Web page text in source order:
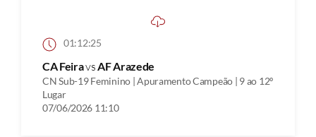
01:12:25
CA FeiravsAF Arazede
CN Sub-19 Feminino | Apuramento Campeão | 9 ao 12º
Lugar
07/06/2026 11:10